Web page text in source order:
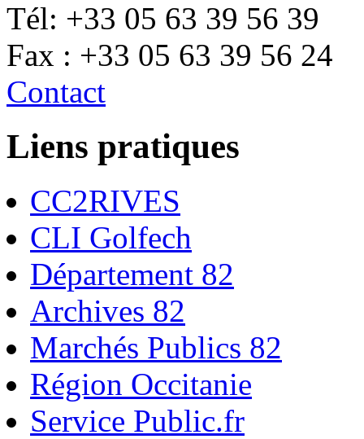
Tél: +33 05 63 39 56 39
Fax : +33 05 63 39 56 24
Contact
Liens pratiques
CC2RIVES
CLI Golfech
Département 82
Archives 82
Marchés Publics 82
Région Occitanie
Service Public.fr